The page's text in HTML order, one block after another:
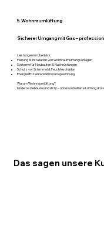
5. Wohnraumlüftung
Sicherer Umgang mit Gas –
Leistungen im Überblick:
Planung & Installation von Wohnraumlüftungsanlagen
Systeme für Neubauten & Nachrüstungen
Schutz vor Schimmel & Feuchteschäden
Energieeffiziente Wärmerückgewinnung
Warum Wohnraumlüftung?
Moderne Gebäude sind dicht – ohne kontrollierte Lüftung
Das sagen unsere